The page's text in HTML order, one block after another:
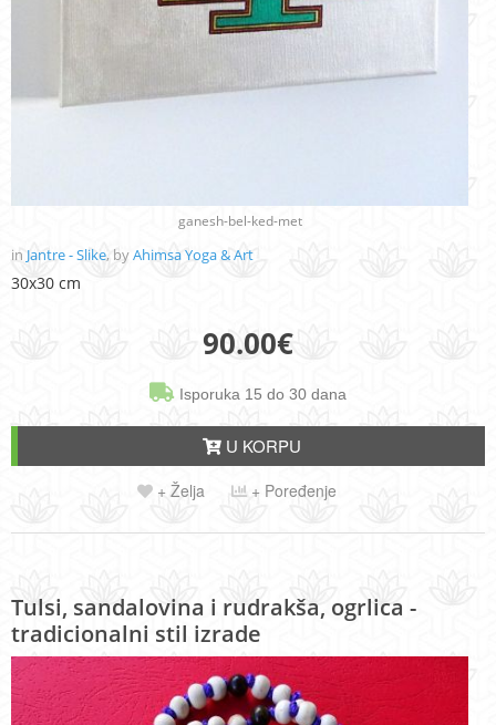
ganesh-bel-ked-met
in Jantre - Slike, byAhimsa Yoga & Art
30x30 cm
90.00€
Isporuka 15 do 30 dana
U KORPU
+ Želja + Poređenje
Tulsi, sandalovina i rudrakša, ogrlica -
tradicionalni stil izrade